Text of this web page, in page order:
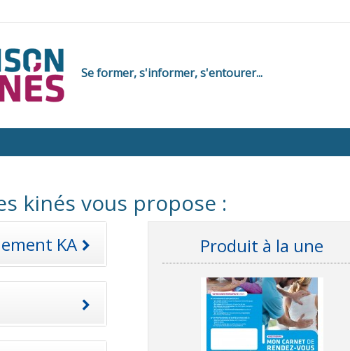
Se former, s'informer, s'entourer...
kinés vous propose :
KA Produit à la une